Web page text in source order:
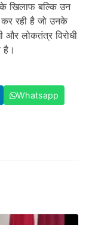
के खिलाफ बल्कि उन
रही है जो उनके
लोकतंत्र विरोधी
है।
Whatsapp